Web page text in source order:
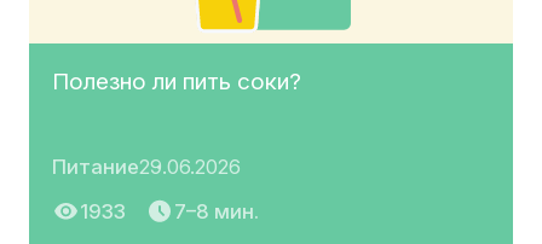
Полезно ли пить соки?
Питание29.06.2026
1933
7–8 мин.